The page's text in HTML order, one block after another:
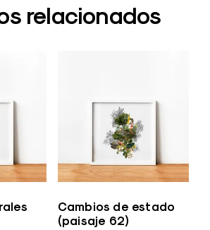
relacionados
Cambios de estado
(paisaje 62)